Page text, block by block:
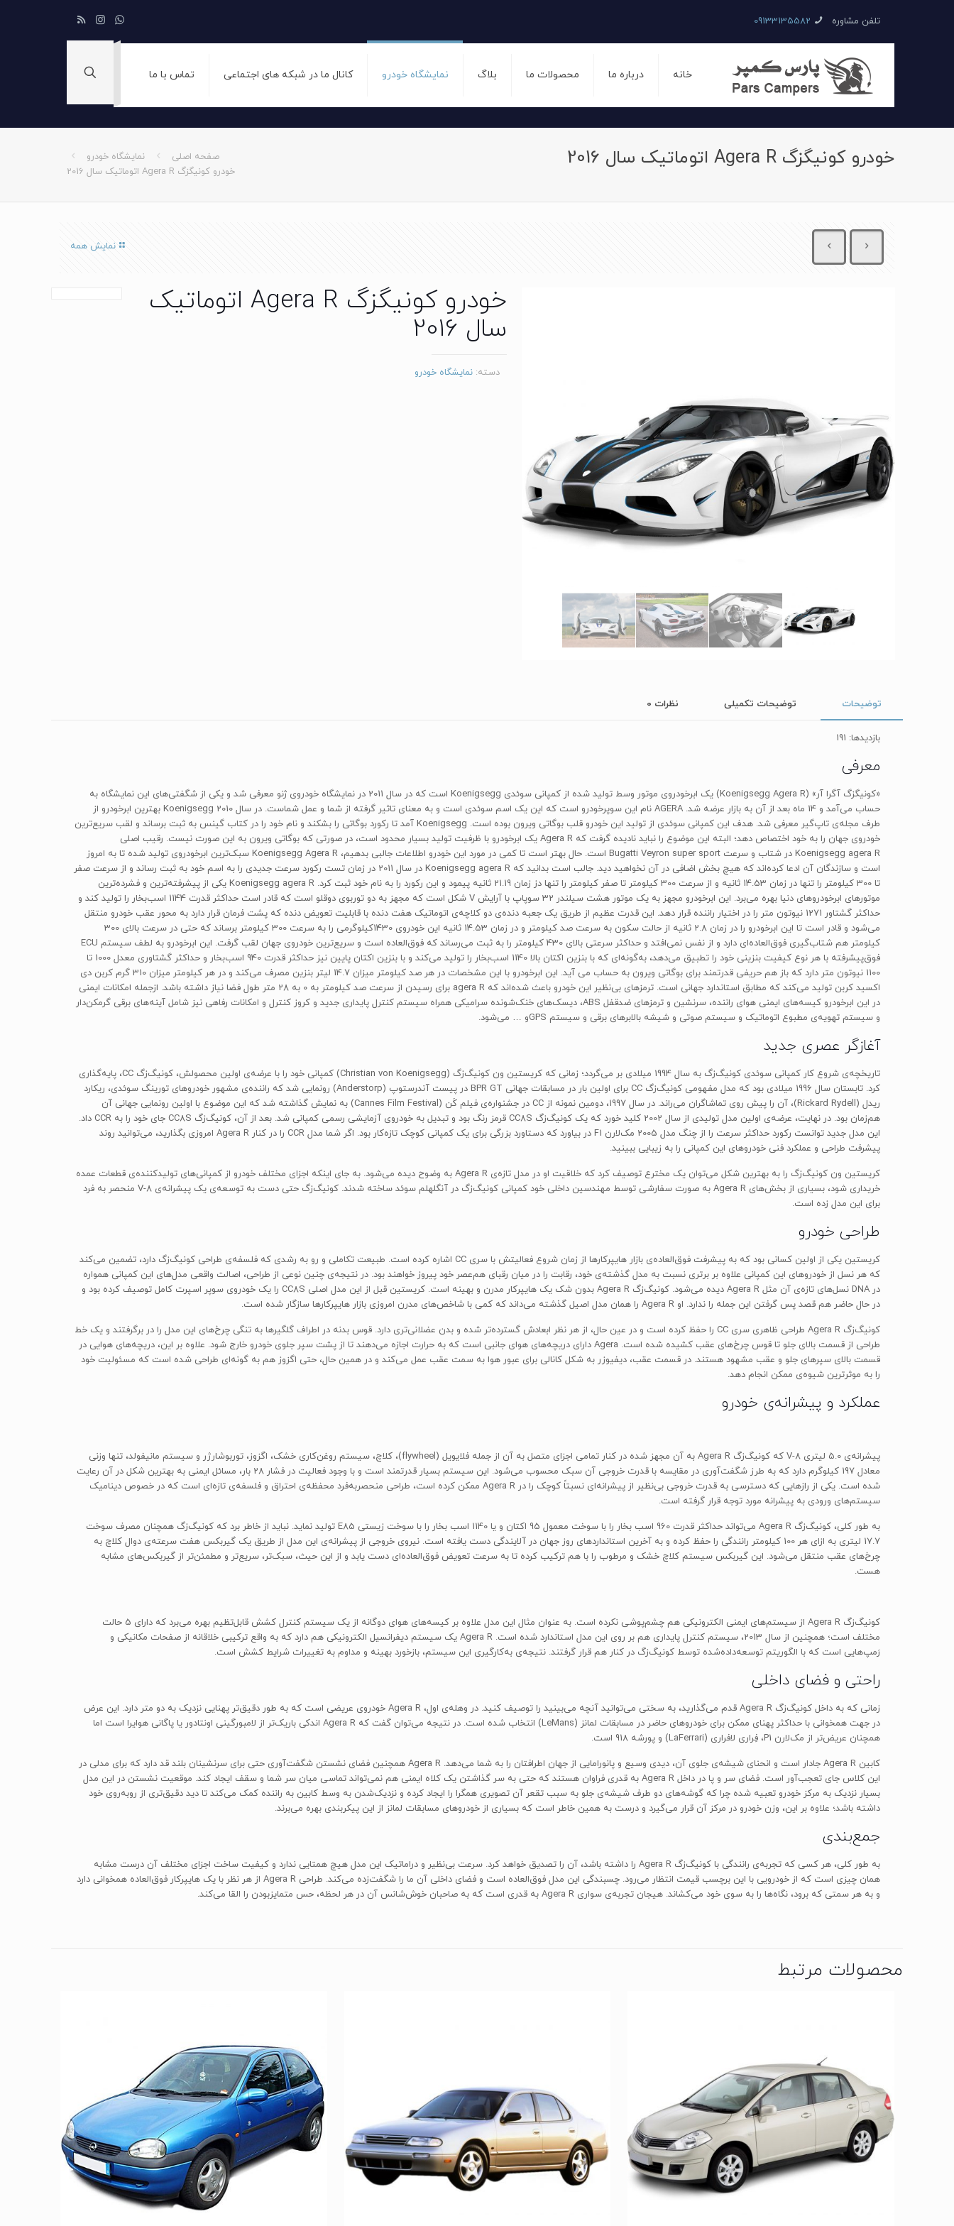
تلفن مشاوره 09133135582
خانه درباره ما محصولات ما بلاگ نمایشگاه خودرو کانال ما در شبکه های اجتماعی تماس با ما
خودرو کونیگزگ Agera R اتوماتیک سال 2016 صفحه اصلی
نمایشگاه خودرو
خودرو کونیگزگ Agera R اتوماتیک سال 2016
نمایش همه
خودرو کونیگزگ Agera R اتوماتیک
سال 2016
دسته:نمایشگاه خودرو
توضیحات توضیحات تکمیلی نظرات 0
بازدیدها: 191
معرفی
«کونیگزگ آگرا آر» (Koenigsegg Agera R)‌ یک ابر‌خودروی موتور وسط تولید شده از کمپانی سوئدی‌ Koenigsegg‌‌ است که در سال 2011 در نمایشگاه خودروی ژنو معرفی شد و یکی از شگفتی‌های این نمایشگاه به
حساب می‌آمد و 14 ماه بعد از آن به بازار عرضه شد‌. ‌AGERA‌ نام این سوپر‌خودرو است که این یک اسم سوئدی است و به معنای تاثیر گرفته از شما و عمل شماست. در سال 2010‌ Koenigsegg‌ بهترین ابرخودرو از
طرف مجله‌ی تاپ‌گیر معرفی شد. هدف این کمپانی سوئدی از تولید این خودرو قلب بوگاتی ویرون بوده است.‌ Koenigsegg‌ آمد تا رکورد بوگاتی را بشکند و نام خود را در کتاب گینس به ثبت برساند و لقب سریع‌ترین
خودروی جهان را به خود اختصاص دهد؛ البته این موضوع را نباید نادیده گرفت که ‌Agera R‌ یک ابرخودرو با ظرفیت تولید بسیار محدود است، در صورتی که بوگاتی ویرون به این صورت نیست. رقیب اصلی
‌Koenigsegg agera R‌ در شتاب و سرعت ‌Bugatti Veyron super‌ sport‌ است. حال بهتر است تا کمی در مورد این خودرو اطلاعات جالبی بدهیم، Koenigsegg Agera R‌ سبک‌ترین ابر‌خودروی تولید شده تا به امروز
است و سازندگان آن ادعا کرده‌اند که هیچ بخش اضافی در آن نخواهید دید. جالب است بدانید که‌ Koenigsegg agera R‌ در سال 2011 در زمان تست رکورد سرعت جدیدی را به اسم خود به ثبت رساند و از سرعت صفر
تا 300 کیلومتر را تنها در زمان 14.53 ثانیه و از سرعت 300 کیلومتر تا صفر کیلومتر را تنها دز زمان 21.19 ثانیه پیمود و این رکورد را به نام خود ثبت کرد.‌ Koenigsegg agera R‌ یکی از پیشرفته‌ترین و فشرده‌ترین
موتورهای ابرخودروهای دنیا بهره می‌برد. این ابرخودرو مجهز به یک موتور هشت سیلندر 32 سوپاپ با آرایش‌ V‌ شکل است که مجهز به دو توربوی دوقلو است که قادر است حداکثر قدرت 1144 اسب‌بخار را تولید کند و
حداکثر گشتاور 1271 نیوتون متر را در اختیار راننده قرار دهد. این قدرت عظیم از طریق یک جعبه دنده‌ی دو کلاچه‌ی اتوماتیک هفت دنده با قابلیت تعویض دنده که پشت فرمان قرار دارد به محور عقب خودرو منتقل
می‌شود و قادر است تا این ابرخودرو را در زمان 2.8 ثانیه از حالت سکون به سرعت صد کیلومتر و در زمان 14.53 ثانیه این خودروی 1430‌کیلوگرمی را به سرعت 300 کیلومتر برساند که حتی در سرعت بالای 300
کیلومتر هم شتاب‌گیری فوق‌العاده‌ای دارد و از نفس نمی‌افتد و حداکثر سرعتی بالای 430 کیلومتر را به ثبت می‌رساند که فوق‌العاده است و سریع‌ترین خودروی جهان لقب گرفت. این ابر‌خودرو به لطف سیستم‌ ECU‌
فوق‌پیشرفته با هر نوع کیفیت بنزینی خود را تطبیق می‌دهد، به‌گونه‌ای که با بنزین اکتان بالا 1140 اسب‌بخار را تولید می‌کند و با بنزین اکتان پایین نیز حداکثر قدرت 940 اسب‌بخار و حداکثر گشتاوری معدل 1000 تا
1100 نیوتون متر دارد که باز هم حریفی قدرتمند برای بوگاتی ویرون به حساب می آید. این ابرخودرو با این مشخصات در هر صد کیلومتر میزان 14.7 لیتر بنزین مصرف می‌کند و در هر کیلومتر میزان 310 گرم کربن دی
اکسید کربن تولید می‌کند که مطابق استاندارد جهانی است. ترمز‌های بی‌نظیر این خودرو باعث شده‌اند که‌ agera R‌ برای رسیدن از سرعت صد کیلومتر به 0 به 28 متر طول فضا نیاز داشته باشد. از‌جمله امکانات ایمنی
در این ابرخودرو کیسه‌های ایمنی هوای راننده، سرنشین و ترمز‌های ضد‌قفل‌ ABS‌، دیسک‌های خنک‌شونده سرامیکی همراه سیستم کنترل پایداری جدید و کروز کنترل و امکانات رفاهی نیز شامل آینه‌های برقی گرمکن‌دار
و سیستم تهویه‌ی مطبوع اتوماتیک و سیستم صوتی و شیشه بالابرهای برقی و سیستم‌ GPSو … می‌شود.
آغازگر عصری جدید
تاریخچه‌ی شروع کار کمپانی سوئدی کونیگ‌زگ به سال 1994 میلادی بر می‌گردد؛ زمانی که کریستین ون کونیگ‌زگ (Christian von Koenigsegg) کمپانی خود را با عرضه‌ی اولین محصولش، کونیگ‌زگ CC، پایه‌گذاری
کرد. تابستان سال 1996 میلادی بود که مدل مفهومی کونیگ‌زگ CC برای اولین بار در مسابقات جهانی BPR GT در پیست آندرستوپ (Anderstorp) رونمایی شد که راننده‌ی مشهور خودروهای تورینگ سوئدی، ریکارد
ریدل (Rickard Rydell)، آن را پیش روی تماشاگران می‌راند. در سال 1997، دومین نمونه از CC در جشنواره‌ی فیلم کَن (Cannes Film Festival) به نمایش گذاشته شد که این موضوع با اولین رونمایی جهانی آن
هم‌زمان بود. در نهایت، عرضه‌ی اولین مدل تولیدی از سال 2002 کلید خورد که یک کونیگ‌زگ CC8S قرمز رنگ بود و تبدیل به خودروی آزمایشی رسمی کمپانی شد. بعد از آن، کونیگ‌زگ CC8S جای خود را به CCR داد.
این مدل جدید توانست رکورد حداکثر سرعت را از چنگ مدل 2005 مک‌لارن F1 در بیاورد که دستاورد بزرگی برای یک کمپانی کوچک تازه‌کار بود. اگر شما مدل CCR را در کنار Agera R امروزی بگذارید، می‌توانید روند
پیشرفت طراحی و عملکرد فنی خودروهای این کمپانی را به زیبایی ببینید.
کریستین ون کونیگ‌زگ را به بهترین شکل می‌توان یک مخترع توصیف کرد که خلاقیت او در مدل تازه‌ی Agera R به وضوح دیده می‌شود. به جای اینکه اجزای مختلف خودرو از کمپانی‌های تولیدکننده‌ی قطعات عمده
خریداری شود، بسیاری از بخش‌های Agera R به صورت سفارشی توسط مهندسین داخلی خود کمپانی کونیگ‌زگ در آنگلهلم سوئد ساخته شدند. کونیگ‌زگ حتی دست به توسعه‌ی یک پیشرانه‌ی V-8 منحصر به فرد
برای این مدل زده است.
طراحی خودرو
کریستین یکی از اولین کسانی بود که به پیشرفت فوق‌العاده‌ی بازار هایپرکارها از زمان شروع فعالیتش با سری CC اشاره کرده است. طبیعت تکاملی و رو به رشدی که فلسفه‌ی طراحی کونیگ‌زگ دارد، تضمین می‌کند
که هر نسل از خودروهای این کمپانی علاوه بر برتری نسبت به مدل گذشته‌ی خود، رقابت را در میان رقبای هم‌عصر خود پیروز خواهند بود. در نتیجه‌ی چنین نوعی از طراحی، اصالت واقعی مدل‌های این کمپانی همواره
در DNA نسل‌های تازه‌ی آن مثل Agera R دیده می‌شود. کونیگ‌زگ Agera R بدون شک یک هایپرکار مدرن و بهینه است. کریستین قبل از این مدل اصلی CC8S را یک خودروی سوپر اسپرت کامل توصیف کرده بود و
در حال حاضر هم قصد پس گرفتن این جمله را ندارد. او Agera R را همان مدل اصیل گذشته می‌داند که کمی با شاخص‌های مدرن امروزی بازار هایپرکارها سازگار شده است.
کونیگ‌زگ Agera R طراحی ظاهری سری CC را حفظ کرده است و در عین حال، از هر نظر ابعادش گسترده‌تر شده و بدن عضلانی‌تری دارد. قوس بدنه در اطراف گلگیرها به تنگی چرخ‌های این مدل را در برگرفتند و یک خط
طراحی از قسمت بالای جلو تا قوس چرخ‌های عقب کشیده شده است. Agera دارای دریچه‌های هوای جانبی است که به حرارت اجازه می‌دهند تا از پشت سپر جلوی خودرو خارج شود. علاوه بر این، دریچه‌های هوایی در
قسمت بالای سپر‌های جلو و عقب مشهود هستند. در قسمت عقب، دیفیوزر به شکل کانالی برای عبور هوا به سمت عقب عمل می‌کند و در همین حال، حتی اگزوز هم به گونه‌ای طراحی شده است که مسئولیت خود
را به موثرترین شیوه‌ی ممکن انجام دهد.
عملکرد و پیشرانه‌ی خودرو
پیشرانه‌ی 5.0 لیتری V-8 که کونیگ‌زگ Agera R به آن مجهز شده در کنار تمامی اجزای متصل به آن از جمله فلایویل (flywheel)، کلاچ، سیستم روغن‌کاری خشک، اگزوز، توربوشارژر و سیستم مانیفولد، تنها وزنی
معادل 197 کیلوگرم دارد که به طرز شگفت‌آوری در مقایسه با قدرت خروجی آن سبک محسوب می‌شود. این سیستم بسیار قدرتمند است و با وجود فعالیت در فشار 28 بار، مسائل ایمنی به بهترین شکل در آن رعایت
شده است. یکی از رازهایی که دسترسی به قدرت خروجی بی‌نظیر از پیشرانه‌ای نسبتاً کوچک را در Agera R ممکن کرده است، طراحی منحصربه‌فرد محفظه‌ی احتراق و فلسفه‌ی تازه‌ای است که در خصوص دینامیک
سیستم‌های ورودی به پیشرانه مورد توجه قرار گرفته است.
به طور کلی، کونیگ‌زگ Agera R می‌تواند حداکثر قدرت 960 اسب بخار را با سوخت معمول 95 اکتان و یا 1140 اسب بخار را با سوخت زیستی E85 تولید نماید. نباید از خاطر برد که کونیگ‌زگ همچنان مصرف سوخت
17.7 لیتری به ازای هر 100 کیلومتر رانندگی را حفظ کرده و به آخرین استانداردهای روز جهان در آلایندگی دست یافته است. نیروی خروجی از پیشرانه‌ی این مدل از طریق یک گیربکس هفت سرعته‌ی دوال کلاچ به
چرخ‌های عقب منتقل می‌شود. این گیربکس سیستم کلاچ خشک و مرطوب را با هم ترکیب کرده تا به سرعت تعویض فوق‌العاده‌ای دست یابد و از این حیث، سبک‌تر، سریع‌تر و مطمئن‌تر از گیربکس‌های مشابه
هست.
کونیگ‌زگ Agera R از سیستم‌های ایمنی الکترونیکی هم چشم‌پوشی نکرده است. به عنوان مثال این مدل علاوه بر کیسه‌های هوای دوگانه از یک سیستم کنترل کشش قابل‌تظیم بهره می‌برد که دارای 5 حالت
مختلف است؛ همچنین از سال 2013، سیستم کنترل پایداری هم بر روی این مدل استاندارد شده است. Agera R یک سیستم دیفرانسیل الکترونیکی هم دارد که به واقع ترکیبی خلاقانه از صفحات مکانیکی و
رَمپ‌هایی است که با الگوریتم توسعه‌داده‌شده توسط کونیگ‌زگ در کنار هم قرار گرفتند. نتیجه‌ی به‌کارگیری این سیستم، بازخورد بهینه و مداوم به تغییرات شرایط کشش است.
راحتی و فضای داخلی
زمانی که به داخل کونیگ‌زگ Agera R قدم می‌گذارید، به سختی می‌توانید آنچه می‌بینید را توصیف کنید. در وهله‌ی اول، Agera R خودروی عریضی است که به طور دقیق‌تر پهنایی نزدیک به دو متر دارد. این عرض
در جهت همخوانی با حداکثر پهنای ممکن برای خودروهای حاضر در مسابقات لمانز (LeMans) انتخاب شده است. در نتیجه می‌توان گفت که Agera R اندکی باریک‌تر از لامبورگینی اونتادور یا پاگانی هوایرا است اما
همچنان عریض‌تر از مک‌لارن P1، فِراری لافراری (LaFerrari) و پورشه 918 است.
کابین Agera R جادار است و انحنای شیشه‌ی جلوی آن، دیدی وسیع و پانورامایی از جهان اطرافتان را به شما می‌دهد. Agera R همچنین فضای نشستن شگفت‌آوری حتی برای سرنشینان بلند قد دارد که برای مدلی در
این کلاس جای تعجب‌آور است. فضای سر و پا در داخل Agera R به قدری فراوان هستند که حتی به سر گذاشتن یک کلاه ایمنی هم نمی‌تواند تماسی میان سر شما و سقف ایجاد کند. موقعیت نشستن در این مدل
بسیار نزدیک به مرکز خودرو تعبیه شده چرا که گوشه‌های دو طرف شیشه‌ی جلو به سبب تقعر آن تصویری همگرا را ایجاد کرده و نزدیک‌شدن به وسط کابین به راننده کمک می‌کند تا دید دقیق‌تری از روبه‌روی خود
داشته باشد؛ علاوه بر این، وزن خودرو در مرکز آن قرار می‌گیرد و درست به همین خاطر است که بسیاری از خودروهای مسابقات لمانز از این پیکربندی بهره می‌برند.
جمع‌بندی
به طور کلی، هر کسی که تجربه‌ی رانندگی با کونیگ‌زگ Agera R را داشته باشد، آن را تصدیق خواهد کرد. سرعت بی‌نظیر و دراماتیک این مدل هیچ همتایی ندارد و کیفیت ساخت اجزای مختلف آن درست مشابه
همان چیزی است که از خودرویی با این برچسب قیمت انتظار می‌رود. چسبندگی این مدل فوق‌العاده است و فضای داخلی آن ما را شگفت‌زده می‌کند. طراحی Agera R از هر نظر با یک هایپرکار فوق‌العاده همخوانی دارد
و به هر سمتی که برود، نگاه‌ها را به سوی خود می‌کشاند. هیجان تجربه‌ی سواری Agera R به قدری است که به صاحبان خوش‌شانس آن در هر لحظه، حس متمایزبودن را القا می‌کند.
محصولات مرتبط